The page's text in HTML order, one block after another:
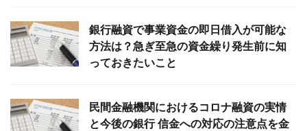
銀行融資で事業資金の即日借入が可能な
方法は？急ぎ至急の資金繰り発生前に知
っておきたいこと
民間金融機関におけるコロナ融資の実情
と今後の銀行 信金への対応の注意点を金